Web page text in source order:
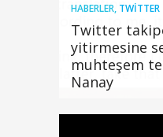
HABERLER, TWITTER
Twitter
yitirmesine
muhteşem
Nanay